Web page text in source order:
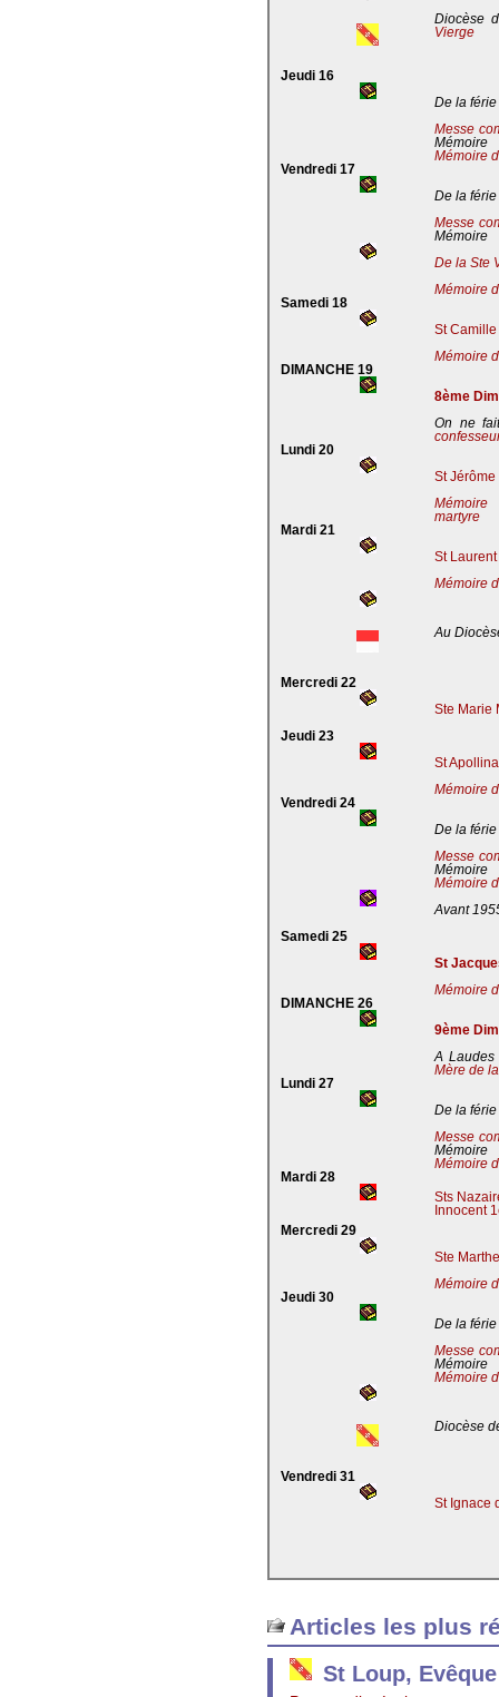
Diocèse
Vierge
Jeudi 16
De la férie
Messe
Mémoire
Mémoire
Vendredi 17
De la férie
Messe
Mémoire
De la Ste
Mémoire
Samedi 18
St
Mémoire
DIMANCHE 19
8ème
On ne
Lundi 20
St
Mémoire
martyre
Mardi 21
St
Mémoire
Au
Mercredi 22
Ste Marie
Jeudi 23
St
Mémoire
Vendredi 24
De la férie
Messe
Mémoire
Mémoire
Avant
Samedi 25
St
Mémoire
DIMANCHE 26
9ème
A
Mère de
Lundi 27
De la férie
Messe
Mémoire
Mémoire
Mardi 28
Sts
Innocent
Mercredi 29
Ste
Mémoire
Jeudi 30
De la férie
Messe
Mémoire
Mémoire
Diocèse
Vendredi 31
St Ignace
Articles les plus
St Loup,